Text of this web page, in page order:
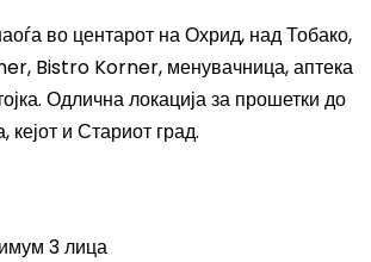
во центарот на Охрид, над Тобако,
Bistro Korner, менувачница, аптека
Одлична локација за прошетки до
кејот и Стариот град.
3 лица